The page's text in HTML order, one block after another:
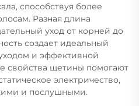
способствуя более
Разная длина
уход от корней до
создает идеальный
и эффективной
свойства щетины помогают
электричество,
и послушными.